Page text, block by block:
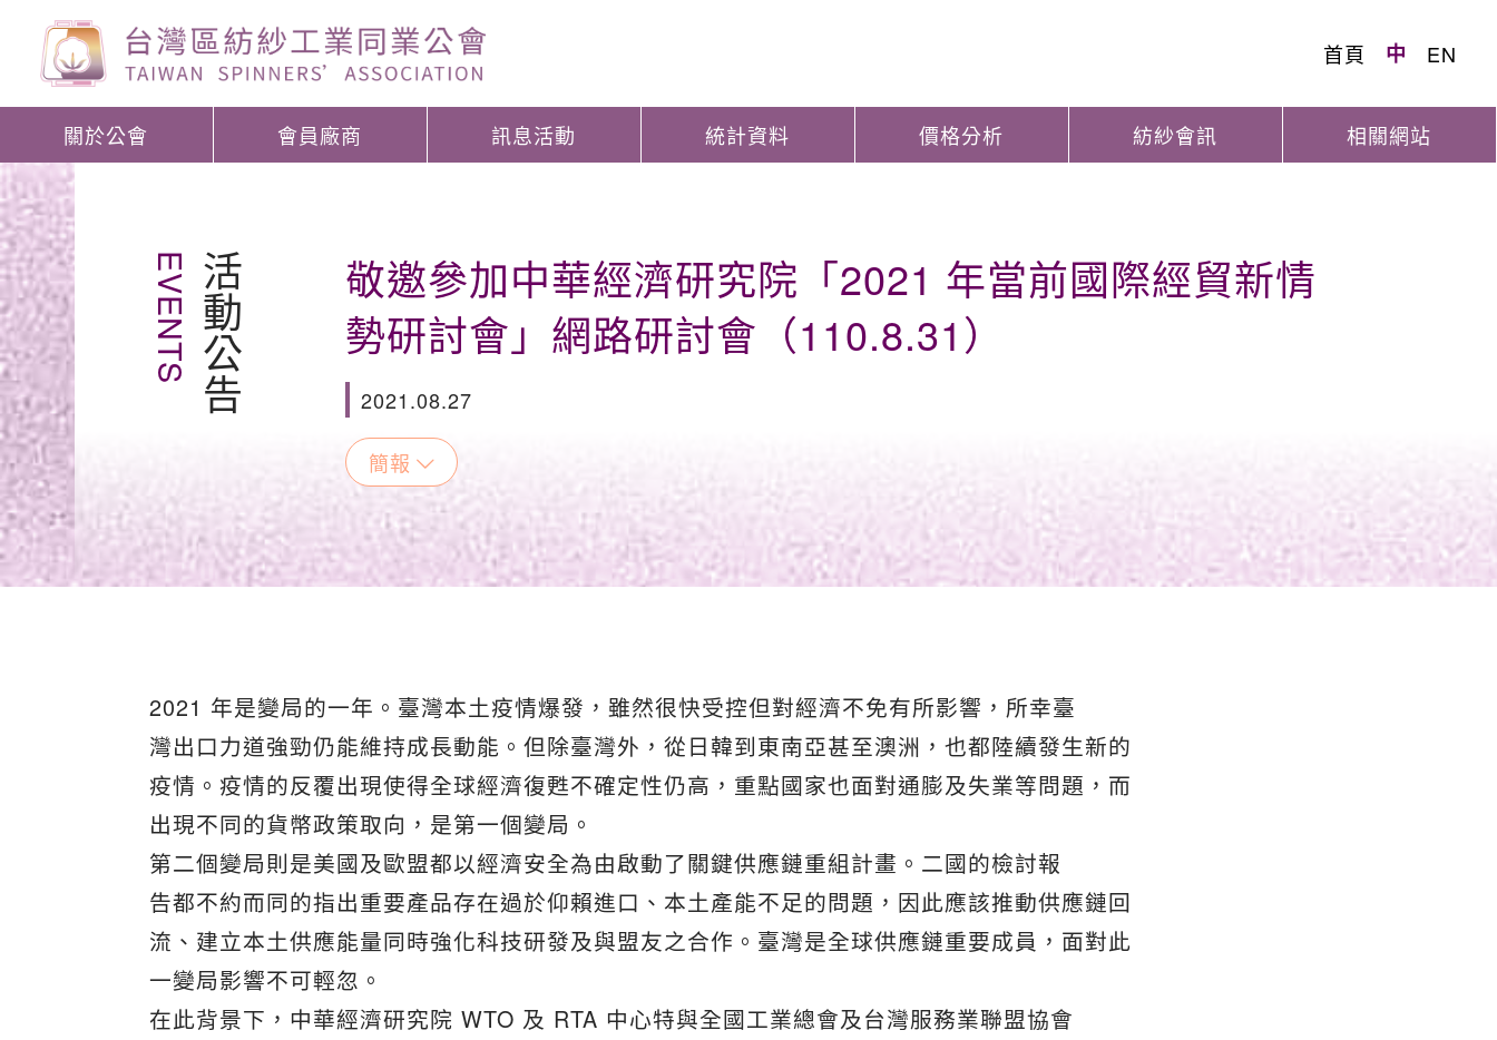
首頁 中 EN
關於公會 會員廠商 訊息活動 統計資料 價格分析 紡紗會訊 相關網站
EVENTS活動公告
敬邀參加中華經濟研究院「2021 年當前國際經貿新情
勢研討會」網路研討會（110.8.31）
2021.08.27
簡報
2021 年是變局的⼀年。臺灣本土疫情爆發，雖然很快受控但對經濟不免有所影響，所幸臺
灣出⼝⼒道強勁仍能維持成⻑動能。但除臺灣外，從日韓到東南亞甚至澳洲，也都陸續發生新的
疫情。疫情的反覆出現使得全球經濟復甦不確定性仍高，重點國家也面對通膨及失業等問題，而
出現不同的貨幣政策取向，是第⼀個變局。
第二個變局則是美國及歐盟都以經濟安全為由啟動了關鍵供應鏈重組計畫。二國的檢討報
告都不約而同的指出重要產品存在過於仰賴進口、本土產能不足的問題，因此應該推動供應鏈回
流、建立本土供應能量同時強化科技研發及與盟友之合作。臺灣是全球供應鏈重要成員，面對此
⼀變局影響不可輕忽。
在此背景下，中華經濟研究院 WTO 及 RTA 中心特與全國工業總會及台灣服務業聯盟協會